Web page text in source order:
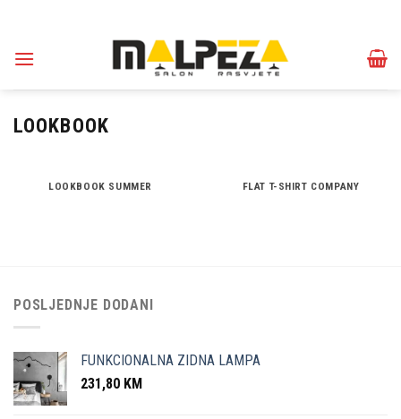
content
LOOKBOOK
LOOKBOOK SUMMER FLAT T-SHIRT COMPANY
POSLJEDNJE DODANI
FUNKCIONALNA ZIDNA LAMPA
231,80 KM